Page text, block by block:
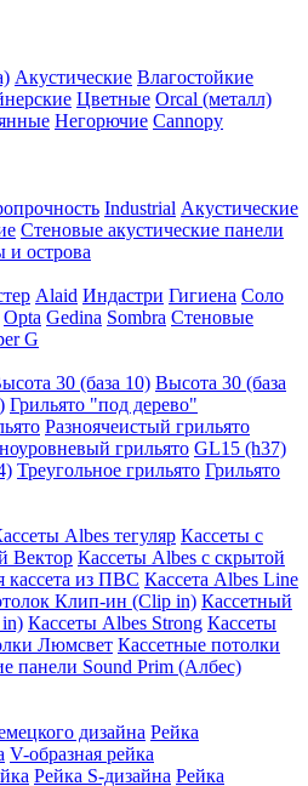
Акустические Влагостойкие
Цветные Orcal (металл)
Негорючие Cannopy
Industrial Акустические
Стеновые акустические панели
и острова
Alaid Индастри Гигиена Соло
Opta Gedina Sombra Стеновые
G
30 (база 10) Высота 30 (база
Грильято "под дерево"
Разноячеистый грильято
грильято GL15 (h37)
Треугольное грильято Грильято
Albes тегуляр Кассеты с
Вектор Кассеты Albes с скрытой
кассета из ПВС Кассета Albes Line
Клип-ин (Clip in) Кассетный
Кассеты Albes Strong Кассеты
Люмсвет Кассетные потолки
панели Sound Prim (Албес)
дизайна Рейка
V-образная рейка
Рейка S-дизайна Рейка